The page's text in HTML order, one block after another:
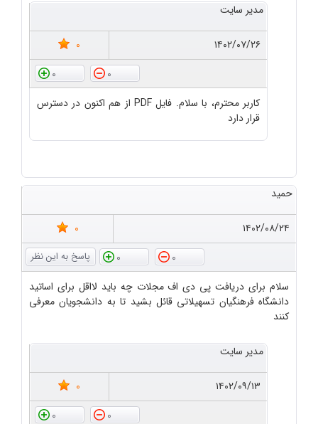
مدیر سایت
۱۴۰۲/۰۷/۲۶
0
0
0
کاربر محترم، با سلام. فایل PDF از هم اکنون در دسترس
قرار دارد
حمید
۱۴۰۲/۰۸/۲۴
0
0
0
سلام برای دریافت پی دی اف مجلات چه باید لااقل برای اساتید
دانشگاه فرهنگیان تسهیلاتی قائل بشید تا به دانشجویان معرفی
کنند
مدیر سایت
۱۴۰۲/۰۹/۱۳
0
0
0